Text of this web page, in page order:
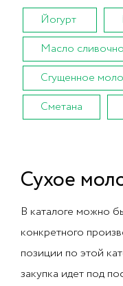
Йогурт
Масло
Сгущенное
Сметана
Сухое
В каталоге можно
конкретного
позиции по этой
закупка идет под